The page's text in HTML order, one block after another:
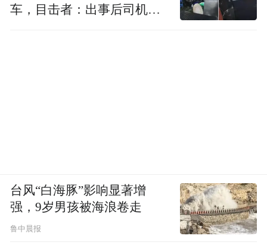
车，目击者：出事后司机一
台风“白海豚”影响显著增
强，9岁男孩被海浪卷走
鲁中晨报